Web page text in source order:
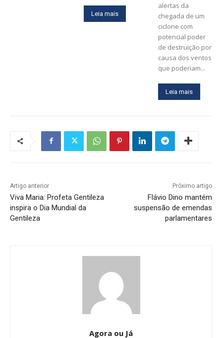
Leia mais
alertas da
chegada de um
ciclone com
potencial poder
de destruição por
causa dos ventos
que poderiam...
Leia mais
Artigo anterior
Viva Maria: Profeta Gentileza
inspira o Dia Mundial da
Gentileza
Próximo artigo
Flávio Dino mantém
suspensão de emendas
parlamentares
Agora ou Já